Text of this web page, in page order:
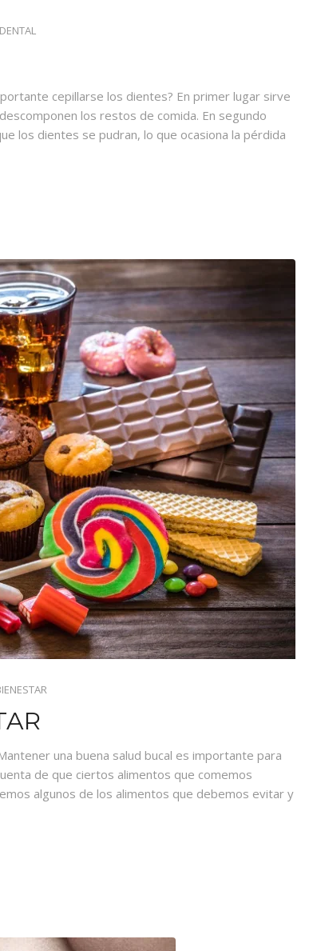
cepillarse los dientes? En primer lugar sirve
los restos de comida. En segundo
los dientes se pudran, lo que ocasiona la pérdida
una buena salud bucal es importante para
de que ciertos alimentos que comemos
algunos de los alimentos que debemos evitar y